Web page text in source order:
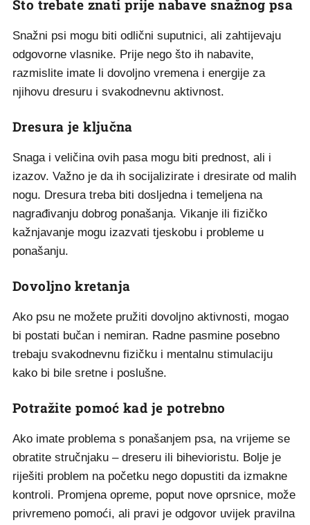
Što trebate znati prije nabave snažnog psa
Snažni psi mogu biti odlični suputnici, ali zahtijevaju
odgovorne vlasnike. Prije nego što ih nabavite,
razmislite imate li dovoljno vremena i energije za
njihovu dresuru i svakodnevnu aktivnost.
Dresura je ključna
Snaga i veličina ovih pasa mogu biti prednost, ali i
izazov. Važno je da ih socijalizirate i dresirate od malih
nogu. Dresura treba biti dosljedna i temeljena na
nagrađivanju dobrog ponašanja. Vikanje ili fizičko
kažnjavanje mogu izazvati tjeskobu i probleme u
ponašanju.
Dovoljno kretanja
Ako psu ne možete pružiti dovoljno aktivnosti, mogao
bi postati bučan i nemiran. Radne pasmine posebno
trebaju svakodnevnu fizičku i mentalnu stimulaciju
kako bi bile sretne i poslušne.
Potražite pomoć kad je potrebno
Ako imate problema s ponašanjem psa, na vrijeme se
obratite stručnjaku – dreseru ili bihevioristu. Bolje je
riješiti problem na početku nego dopustiti da izmakne
kontroli. Promjena opreme, poput nove oprsnice, može
privremeno pomoći, ali pravi je odgovor uvijek pravilna